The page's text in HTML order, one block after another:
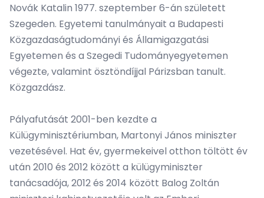
Novák Katalin 1977. szeptember 6-án született
Szegeden. Egyetemi tanulmányait a Budapesti
Közgazdaságtudományi és Államigazgatási
Egyetemen és a Szegedi Tudományegyetemen
végezte, valamint ösztöndíjjal Párizsban tanult.
Közgazdász.
Pályafutását 2001-ben kezdte a
Külügyminisztériumban, Martonyi János miniszter
vezetésével. Hat év, gyermekeivel otthon töltött év
után 2010 és 2012 között a külügyminiszter
tanácsadója, 2012 és 2014 között Balog Zoltán